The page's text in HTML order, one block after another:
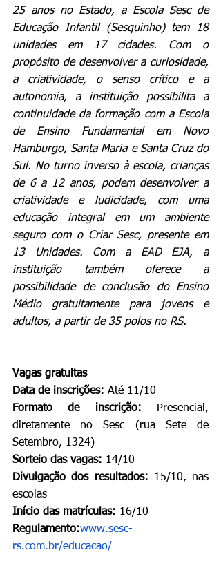
25 anos no Estado, a Escola Sesc de
Educação Infantil (Sesquinho) tem 18
unidades em 17 cidades. Com o
propósito de desenvolver a curiosidade,
a criatividade, o senso crítico e a
autonomia, a instituição possibilita a
continuidade da formação com a Escola
de Ensino Fundamental em Novo
Hamburgo, Santa Maria e Santa Cruz do
Sul. No turno inverso à escola, crianças
de 6 a 12 anos, podem desenvolver a
criatividade e ludicidade, com uma
educação integral em um ambiente
seguro com o Criar Sesc, presente em
13 Unidades. Com a EAD EJA, a
instituição também oferece a
possibilidade de conclusão do Ensino
Médio gratuitamente para jovens e
adultos, a partir de 35 polos no RS.
Vagas gratuitas
Data de inscrições: Até 11/10
Formato de inscrição:
Presencial,
diretamente no Sesc (rua Sete de
Setembro, 1324)
Sorteio das vagas: 14/10
Divulgação dos resultados: 15/10, nas
escolas
Início das matrículas: 16/10
Regulamento:www.sesc-
rs.com.br/educacao/